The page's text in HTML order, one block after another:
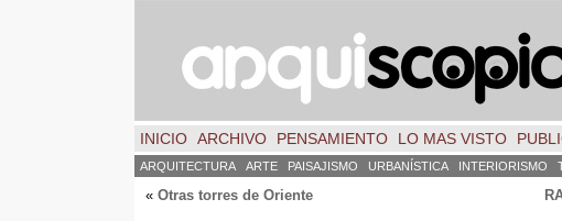
INICIO ARCHIVO PENSAMIENTO LO MAS VISTO
ARQUITECTURA ARTE PAISAJISMO URBANÍSTICA INTERIORISMO
« Otras torres de Oriente